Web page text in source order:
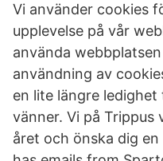
Vi använder cookies
upplevelse på vår
använda
användning av
en lite längre
vänner. Vi på
året och önska dig